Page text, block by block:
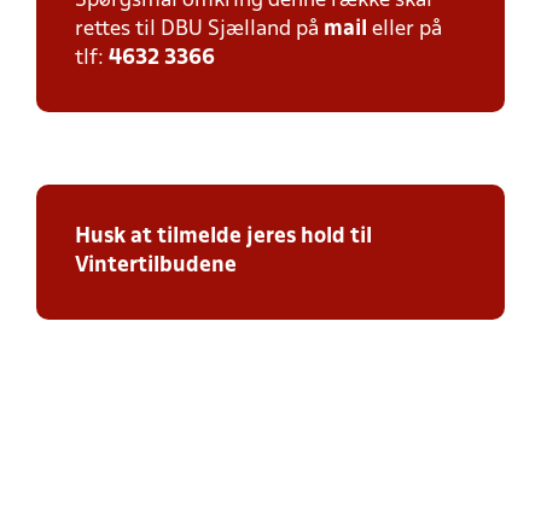
rettes til DBU Sjælland på mail eller på
tlf: 4632 3366
Husk at tilmelde jeres hold til
Vintertilbudene